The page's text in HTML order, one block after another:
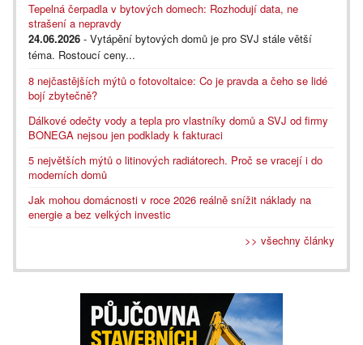
Tepelná čerpadla v bytových domech: Rozhodují data, ne
strašení a nepravdy
24.06.2026 - Vytápění bytových domů je pro SVJ stále větší
téma. Rostoucí ceny...
8 nejčastějších mýtů o fotovoltaice: Co je pravda a čeho se lidé
bojí zbytečně?
Dálkové odečty vody a tepla pro vlastníky domů a SVJ od firmy
BONEGA nejsou jen podklady k fakturaci
5 největších mýtů o litinových radiátorech. Proč se vracejí i do
moderních domů
Jak mohou domácnosti v roce 2026 reálně snížit náklady na
energie a bez velkých investic
>> všechny články